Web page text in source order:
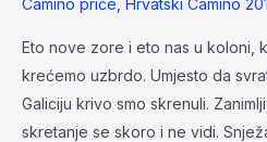
Eto nove zore i eto nas u koloni,
krećemo uzbrdo. Umjesto da
Galiciju krivo smo skrenuli.
skretanje se skoro i ne vidi.